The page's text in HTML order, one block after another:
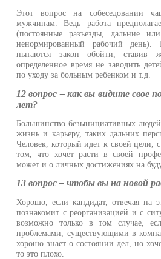
Этот вопрос на собеседовании
мужчинам. Ведь работа
(постоянные разъезды, дальние
ненормированный рабочий день).
пытаются закон обойти, ставив
определенное время не заводить
по уходу за больным ребенком и т.д.
12 вопрос – как вы видите свое
лет?
Большинство безынициативных
жизнь и карьеру, таких дальних
Человек, который идет к своей цели,
том, что хочет расти в своей
может и о личных достижениях на
13 вопрос – чтобы вы на новой
Хорошо, если кандидат, отвечая на
познакомит с реорганизацией и с
возможно только в том случае,
проблемами, существующими в
хорошо знает о состоянии дел, но
то это плохо.